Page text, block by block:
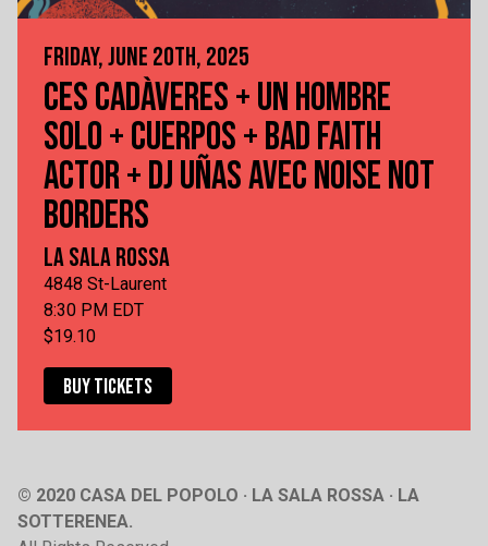
FRIDAY, JUNE 20TH, 2025
CES CADÀVERES + UN HOMBRE
SOLO + CUERPOS + BAD FAITH
ACTOR + DJ UÑAS AVEC NOISE NOT
BORDERS
LA SALA ROSSA
4848 St-Laurent
8:30 PM EDT
$19.10
BUY TICKETS
© 2020 CASA DEL POPOLO · LA SALA ROSSA · LA
SOTTERENEA.